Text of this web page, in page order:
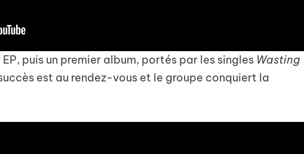
puis un premier album, portés par les singles Wasting
est au rendez-vous et le groupe conquiert la